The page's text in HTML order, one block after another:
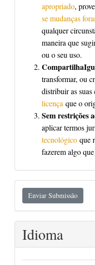
apropriado,
se mudanças
qualquer
maneira que
ou o seu uso.
transformar, ou
distribuir as
licença que o
Sem restrições
aplicar termos
tecnológico que
fazerem algo
Enviar
Submissão
Enviar Submissão
Idioma